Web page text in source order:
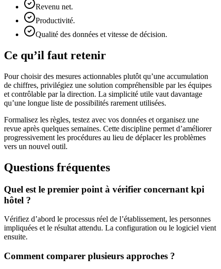
Revenu net.
Productivité.
Qualité des données et vitesse de décision.
Ce qu’il faut retenir
Pour choisir des mesures actionnables plutôt qu’une accumulation
de chiffres, privilégiez une solution compréhensible par les équipes
et contrôlable par la direction. La simplicité utile vaut davantage
qu’une longue liste de possibilités rarement utilisées.
Formalisez les règles, testez avec vos données et organisez une
revue après quelques semaines. Cette discipline permet d’améliorer
progressivement les procédures au lieu de déplacer les problèmes
vers un nouvel outil.
Questions fréquentes
Quel est le premier point à vérifier concernant kpi
hôtel ?
Vérifiez d’abord le processus réel de l’établissement, les personnes
impliquées et le résultat attendu. La configuration ou le logiciel vient
ensuite.
Comment comparer plusieurs approches ?